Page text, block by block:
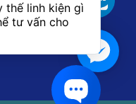
thế linh kiện gì
tư vấn cho